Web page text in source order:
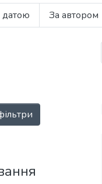
датою За автором